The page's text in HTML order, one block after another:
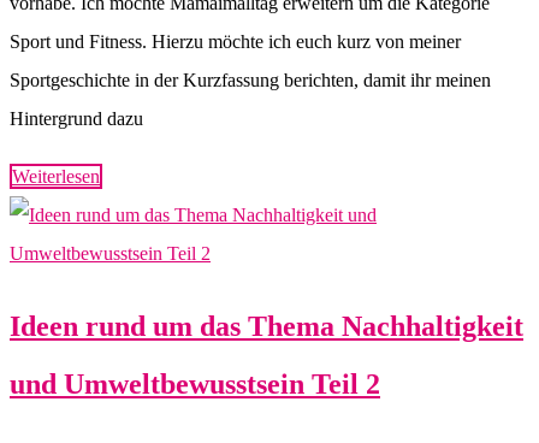
Sport und Fitness. Hierzu möchte ich euch kurz von meiner
Sportgeschichte in der Kurzfassung berichten, damit ihr meinen
Hintergrund dazu
Weiterlesen
Ideen rund um das Thema Nachhaltigkeit
und Umweltbewusstsein Teil 2